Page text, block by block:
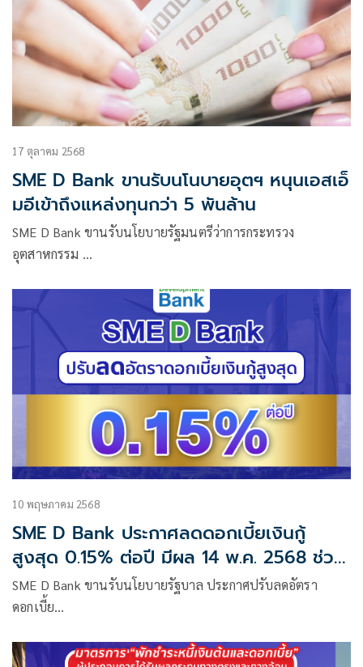
17 ตุลาคม 2568
SME D Bank ขานรับนโนบายอุตฯ หนุนเอสเอ็
มอีเข้าถึงแหล่งทุนกว่า 5 พันล้าน
SME D Bank ขานรับนโยบายรัฐมนตรีว่าการกระทรวง
อุตสาหกรรม …
10 พฤษภาคม 2568
SME D Bank ประกาศลดดอกเบี้ยเงินกู้
สูงสุด 0.15% ต่อปี มีผล 14 พ.ค. 2568 ช่วย
เอสเอ็มอีลดภาระธุรกิจ
SME D Bank ขานรับนโยบายรัฐบาล ประกาศปรับลดอัตรา
ดอกเบี้ย…